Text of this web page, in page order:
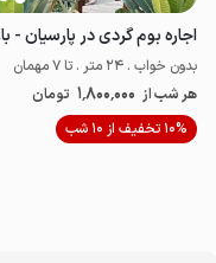
بدون خواب . 24 متر . تا 7 مهمان
هر شب از 1٬800٬000 تومان
10% تخفیف از 10 شب